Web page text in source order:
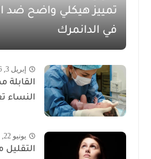
تمييز هيكلي واضح ضد
في الدانمرك
إبريل 3, 2026
القابلة
النساء
يونيو 22, 2025
التقليل